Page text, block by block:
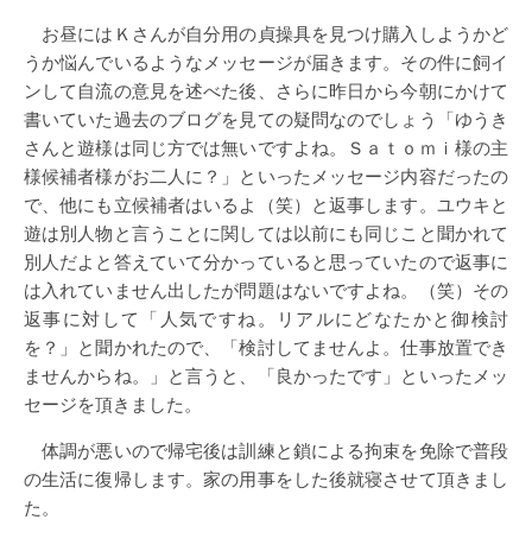
お昼にはＫさんが自分用の貞操具を見つけ購入しようかど
うか悩んでいるようなメッセージが届きます。その件に飼イ
ンして自流の意見を述べた後、さらに昨日から今朝にかけて
書いていた過去のブログを見ての疑問なのでしょう「ゆうき
さんと遊様は同じ方では無いですよね。Ｓａｔｏｍｉ様の主
様候補者様がお二人に？」といったメッセージ内容だったの
で、他にも立候補者はいるよ（笑）と返事します。ユウキと
遊は別人物と言うことに関しては以前にも同じこと聞かれて
別人だよと答えていて分かっていると思っていたので返事に
は入れていません出したが問題はないですよね。（笑）その
返事に対して「人気ですね。リアルにどなたかと御検討
を？」と聞かれたので、「検討してませんよ。仕事放置でき
ませんからね。」と言うと、「良かったです」といったメッ
セージを頂きました。
体調が悪いので帰宅後は訓練と鎖による拘束を免除で普段
の生活に復帰します。家の用事をした後就寝させて頂きまし
た。